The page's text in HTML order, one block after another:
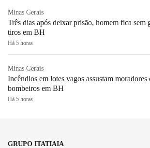
Minas Gerais
Três dias após deixar prisão, homem fica sem
tiros em BH
Há 5 horas
Minas Gerais
Incêndios em lotes vagos assustam
bombeiros em BH
Há 5 horas
GRUPO ITATIAIA